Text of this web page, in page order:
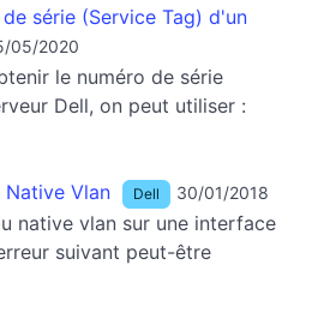
série (Service Tag) d'un
05/2020
le numéro de série
Dell, on peut utiliser :
Vlan Dell 30/01/2018
native vlan sur une interface
suivant peut-être